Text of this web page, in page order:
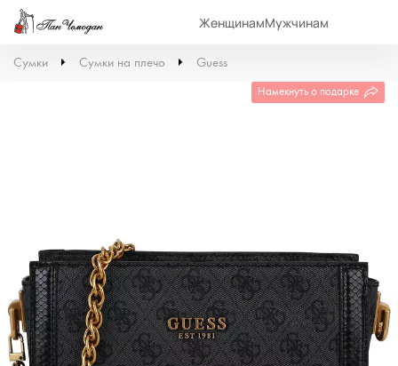
ЖенщинамМужчинам
Сумки Сумки на плечо Guess
Намекнуть о подарке